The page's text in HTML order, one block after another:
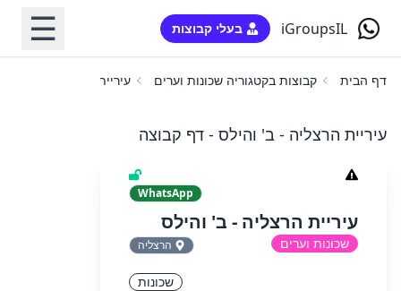
iGroupsIL בעלי קבוצות ☰
דף הבית קבוצות בקטגוריה שכונות וערים עיריית הרצליה - ב' והילס
עיריית הרצליה - ב' והילס - דף קבוצה
WhatsApp
עיריית הרצליה - ב' והילס
שכונות וערים הרצליה
שכונות